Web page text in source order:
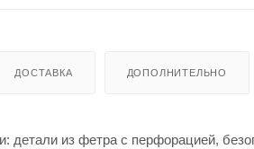
ДОСТАВКА ДОПОЛНИТЕЛЬНО
детали из фетра с перфорацией,